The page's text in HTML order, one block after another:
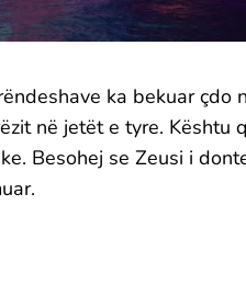
ka bekuar çdo
në jetët e tyre. Kështu
Besohej se Zeusi i